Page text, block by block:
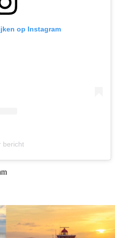
op Instagram
bericht